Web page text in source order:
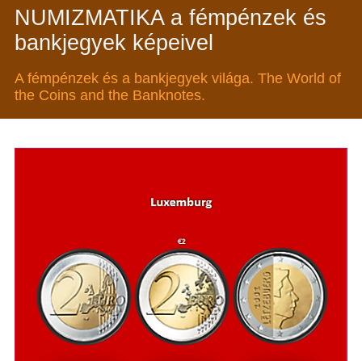
NUMIZMATIKA a fémpénzek és
bankjegyek képeivel
A fémpénzek és a bankjegyek világa. The World of
the Coins and the Banknotes.